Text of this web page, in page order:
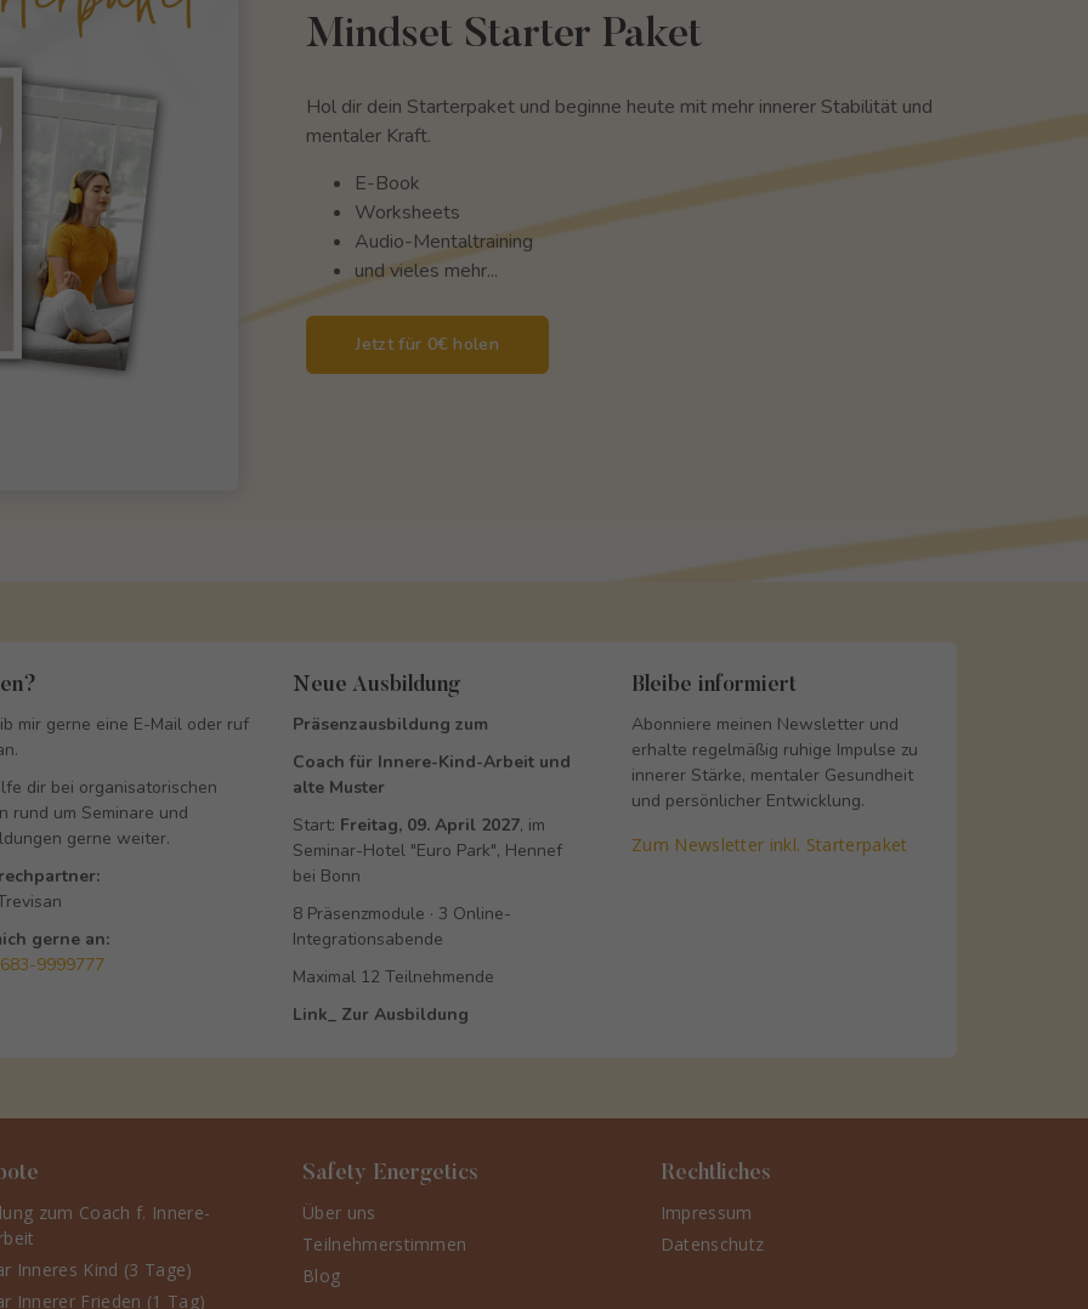
Mindset Starter Paket
Hol dir dein Starterpaket und beginne heute mit mehr innerer Stabilität und
mentaler Kraft.
E-Book
Worksheets
Audio-Mentaltraining
und vieles mehr...
Jetzt für 0€ holen
mir gerne eine E-Mail oder ruf
dir bei organisatorischen
rund um Seminare und
gerne weiter.
gerne an:
9999777
Neue Ausbildung
Präsenzausbildung zum
Coach für Innere-Kind-Arbeit und
alte Muster
Start: Freitag, 09. April 2027, im
Seminar-Hotel "Euro Park", Hennef
bei Bonn
8 Präsenzmodule · 3 Online-
Integrationsabende
Maximal 12 Teilnehmende
Link_ Zur Ausbildung
Bleibe informiert
Abonniere meinen Newsletter und
erhalte regelmäßig ruhige Impulse zu
innerer Stärke, mentaler Gesundheit
und persönlicher Entwicklung.
Zum Newsletter inkl. Starterpaket
zum Coach f. Innere-
Inneres Kind (3 Tage)
Innerer Frieden (1 Tag)
Safety Energetics
Über uns
Teilnehmerstimmen
Blog
Rechtliches
Impressum
Datenschutz